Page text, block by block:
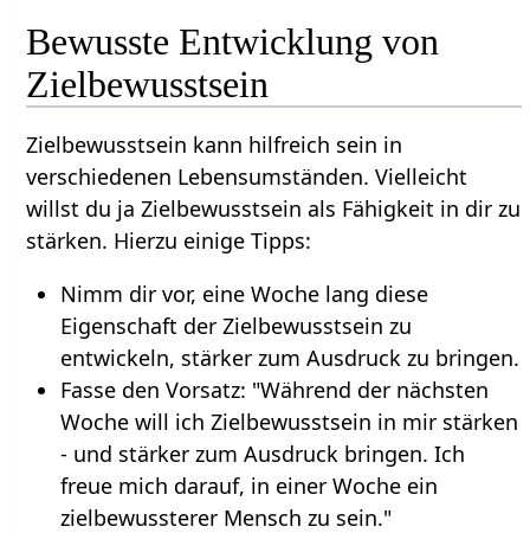
Bewusste Entwicklung von
Zielbewusstsein
Zielbewusstsein kann hilfreich sein in
verschiedenen Lebensumständen. Vielleicht
willst du ja Zielbewusstsein als Fähigkeit in dir zu
stärken. Hierzu einige Tipps:
Nimm dir vor, eine Woche lang diese
Eigenschaft der Zielbewusstsein zu
entwickeln, stärker zum Ausdruck zu bringen.
Fasse den Vorsatz: "Während der nächsten
Woche will ich Zielbewusstsein in mir stärken
- und stärker zum Ausdruck bringen. Ich
freue mich darauf, in einer Woche ein
zielbewussterer Mensch zu sein."